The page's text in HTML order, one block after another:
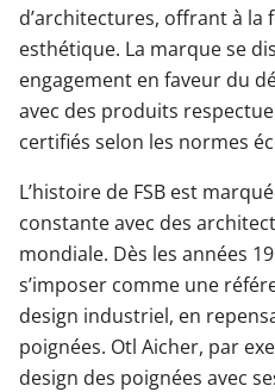
d’architectures, offrant à
esthétique. La marque se
engagement en faveur du
avec des produits
certifiés selon les normes
L’histoire de FSB est
constante avec des
mondiale. Dès les années
s’imposer comme une
design industriel, en
poignées. Otl Aicher, par
design des poignées avec